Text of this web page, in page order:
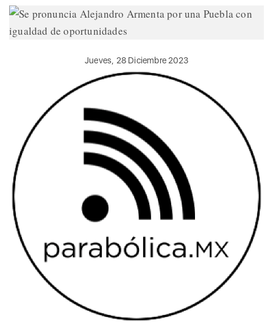
Jueves, 28 Diciembre 2023